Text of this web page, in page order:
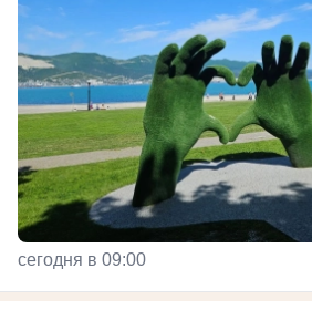
сегодня в 09:00